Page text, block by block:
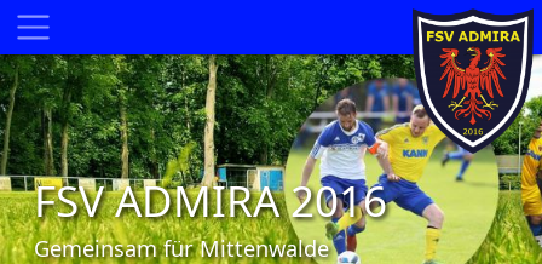
FSV ADMIRA 2016
Gemeinsam für Mittenwalde